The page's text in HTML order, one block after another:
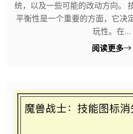
统，以及一些可能的改动方向。
平衡性是一个重要的方面，它决
玩性。在...
阅读更多